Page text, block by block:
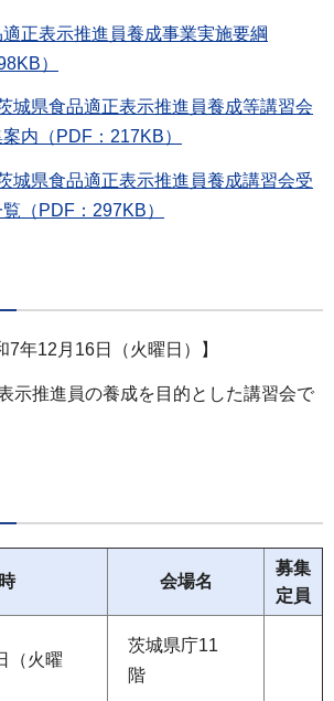
正表示推進員養成事業実施要綱
）
城県食品適正表示推進員養成等講習会
内（PDF：217KB）
城県食品適正表示推進員養成講習会受
（PDF：297KB）
年12月16日（火曜日）】
推進員の養成を目的とした講習会で
会場名
募集
定員
（火曜
茨城県庁11
階